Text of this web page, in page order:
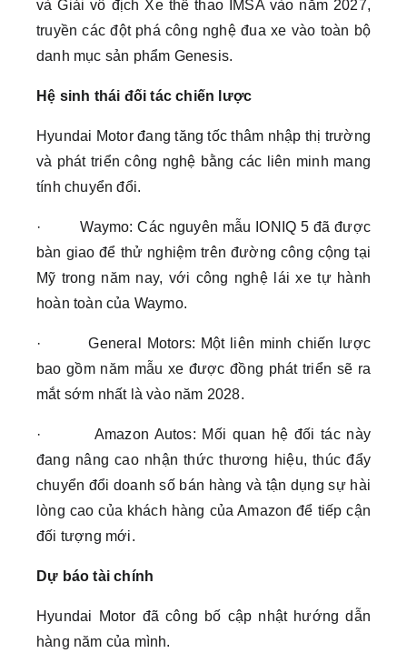
và Giải vô địch Xe thể thao IMSA vào năm 2027,
truyền các đột phá công nghệ đua xe vào toàn bộ
danh mục sản phẩm Genesis.
Hệ sinh thái đối tác chiến lược
Hyundai Motor đang tăng tốc thâm nhập thị trường
và phát triển công nghệ bằng các liên minh mang
tính chuyển đổi.
· Waymo: Các nguyên mẫu IONIQ 5 đã được
bàn giao để thử nghiệm trên đường công cộng tại
Mỹ trong năm nay, với công nghệ lái xe tự hành
hoàn toàn của Waymo.
· General Motors: Một liên minh chiến lược
bao gồm năm mẫu xe được đồng phát triển sẽ ra
mắt sớm nhất là vào năm 2028.
· Amazon Autos: Mối quan hệ đối tác này
đang nâng cao nhận thức thương hiệu, thúc đẩy
chuyển đổi doanh số bán hàng và tận dụng sự hài
lòng cao của khách hàng của Amazon để tiếp cận
đối tượng mới.
Dự báo tài chính
Hyundai Motor đã công bố cập nhật hướng dẫn
hàng năm của mình.